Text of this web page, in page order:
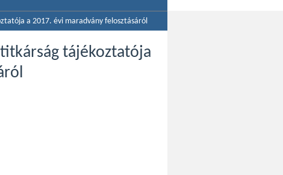
a 2017. évi maradvány felosztásáról
tájékoztatója